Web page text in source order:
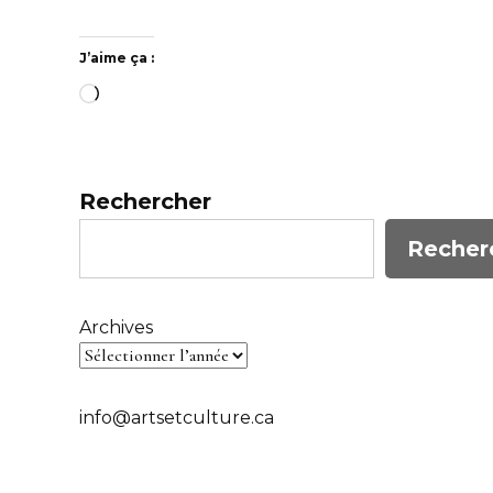
J’aime ça :
Chargement…
Rechercher
Archives
info@artsetculture.ca